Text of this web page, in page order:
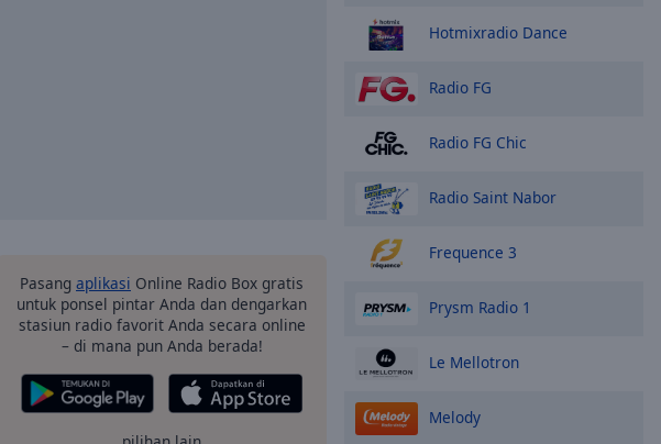
Pasang aplikasi Online Radio Box gratis
untuk ponsel pintar Anda dan dengarkan
stasiun radio favorit Anda secara online
– di mana pun Anda berada!
Hotmixradio Dance
Radio FG
Radio FG Chic
Radio Saint Nabor
Frequence 3
Prysm Radio 1
Le Mellotron
Melody